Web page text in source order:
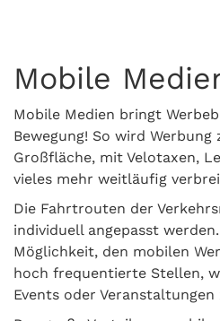
Mobile
Mobile Medien bringt
Bewegung! So wird
Großfläche, mit Velotaxen,
vieles mehr weitläufig
Die Fahrtrouten der
individuell angepasst
Möglichkeit, den mobilen
hoch frequentierte Stellen,
Events oder